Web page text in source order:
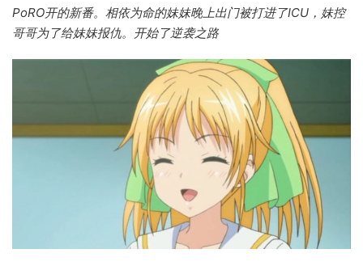
PoRO开的新番。相依为命的妹妹晚上出门被打进了ICU，妹控
哥哥为了给妹妹报仇。开始了逆袭之路